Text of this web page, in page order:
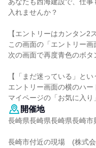
入れませんか？
【エントリーはカンタン2
この画面の「エントリー画
次の画面で再度青色のボタ
【「まだ迷っている」とい
エントリー画面の横のハー
マイページの「お気に入り
開催地
長崎県長崎県長崎県長崎
長崎市付近の現場 (株式